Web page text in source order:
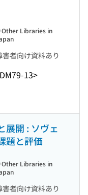
害者向け資料あり
13>
Other Libraries in
展開 : ソヴェ
題と評価
害者向け資料あり
Other Libraries in